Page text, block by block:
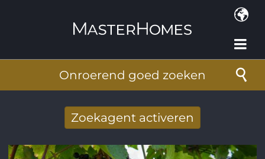
Onroerend goed zoeken
Zoekagent activeren
ontvangen